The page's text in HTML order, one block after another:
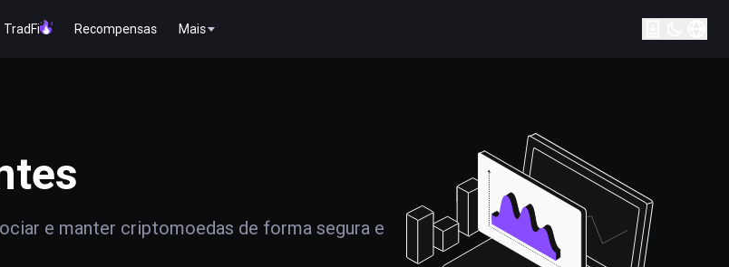
TradFi Recompensas Mais
e manter criptomoedas de forma segura e